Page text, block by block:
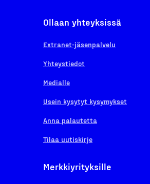
Ollaan yhteyksissä
Extranet-jäsenpalvelu
Yhteystiedot
Medialle
Usein kysytyt kysymykset
Anna palautetta
Tilaa uutiskirje
Merkkiyrityksille